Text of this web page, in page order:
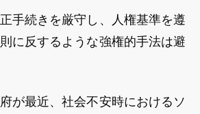
手続きを厳守し、人権基準を遵
に反するような強権的手法は避
が最近、社会不安時におけるソ